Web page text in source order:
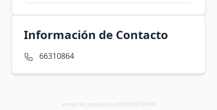
Información de Contacto
66310864
versión de publicación 20260807150744